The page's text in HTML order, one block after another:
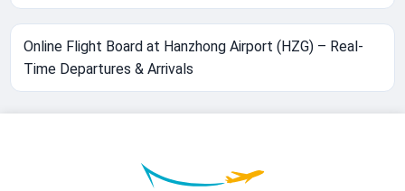
Online Flight Board at Hanzhong Airport (HZG) – Real-
Time Departures & Arrivals